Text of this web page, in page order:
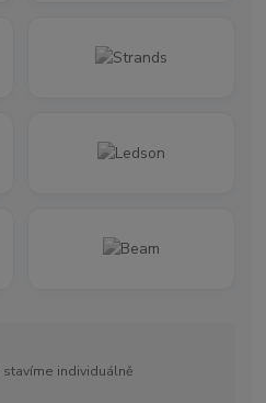
stavíme individuálně